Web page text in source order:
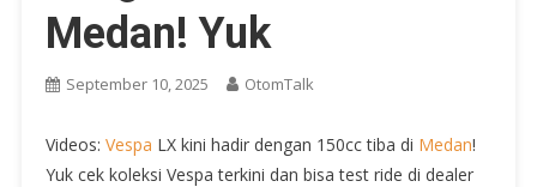
Medan! Yuk
September 10, 2025 OtomTalk
Videos: Vespa LX kini hadir dengan 150cc tiba di Medan!
Yuk cek koleksi Vespa terkini dan bisa test ride di dealer